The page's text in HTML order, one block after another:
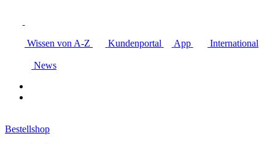
Wissen von A-Z Kundenportal App International
News
Bestellshop